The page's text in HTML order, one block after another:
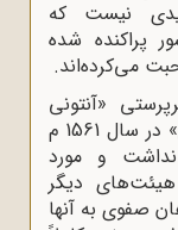
نیست که
پراکنده شده
می‌کرده‌اند.
«آنتونی
جینکینسون» نماینده‌ی «کمپانی مسکوی» در سال 1561 م
و مورد
دیگر
صفوی به آنها